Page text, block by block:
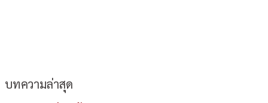
บทความล่าสุด